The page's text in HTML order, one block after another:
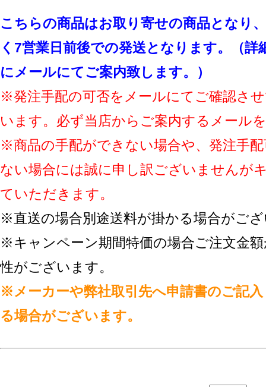
こちらの商品はお取り寄せの商品となり
く7営業日前後での発送となります。（詳
にメールにてご案内致します。）
※発注手配の可否をメールにてご確認さ
います。必ず当店からご案内するメール
※商品の手配ができない場合や、発注手
ない場合には誠に申し訳ございませんが
ていただきます。
※直送の場合別途送料が掛かる場合がご
※キャンペーン期間特価の場合ご注文金
性がございます。
※メーカーや弊社取引先へ申請書のご記
る場合がございます。